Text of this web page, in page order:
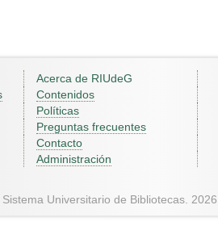
Acerca de RIUdeG
Contenidos
Políticas
Preguntas frecuentes
Contacto
Administración
Universitario de Bibliotecas. 2026.